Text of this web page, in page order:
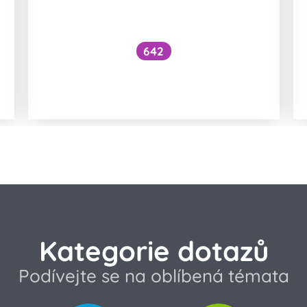
642
Kategorie dotazů
Podívejte se na oblíbená témata